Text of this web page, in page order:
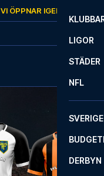
VI ÖPPNAR IGEN
LIGOR
STÄDER
NFL
DERBYN